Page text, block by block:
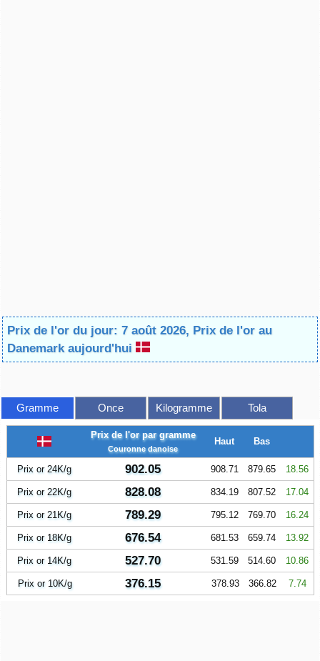
Prix de l'or du jour: 7 août 2026, Prix de l'or au
Danemark aujourd'hui
Gramme Once Kilogramme Tola
Prix de l'or par gramme
Couronne danoise
Haut Bas
Prix or 24K/g 902.05 908.71 879.65 18.56
Prix or 22K/g 828.08 834.19 807.52 17.04
Prix or 21K/g 789.29 795.12 769.70 16.24
Prix or 18K/g 676.54 681.53 659.74 13.92
Prix or 14K/g 527.70 531.59 514.60 10.86
Prix or 10K/g 376.15 378.93 366.82 7.74